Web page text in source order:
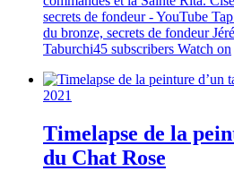
secrets de fondeur - YouTube
du bronze, secrets de fondeur
Taburchi45 subscribers Watch on
2021
Timelapse de la
du Chat Rose